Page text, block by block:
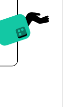
$183.951,1
$0,16167318 /